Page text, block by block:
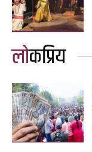
लोकप्रिय